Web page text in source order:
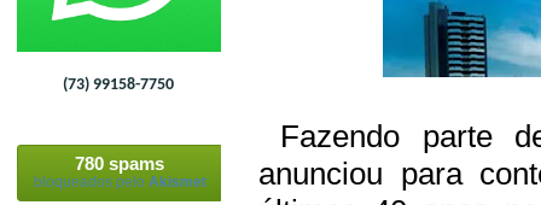
(73) 99158-7750
780 spams
bloqueados pelo Akismet
Fazendo parte
anunciou para